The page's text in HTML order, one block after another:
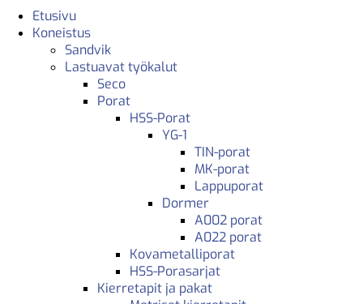
Etusivu
Koneistus
Sandvik
Lastuavat työkalut
Seco
Porat
HSS-Porat
YG-1
TIN-porat
MK-porat
Lappuporat
Dormer
A002 porat
A022 porat
Kovametalliporat
HSS-Porasarjat
Kierretapit ja pakat